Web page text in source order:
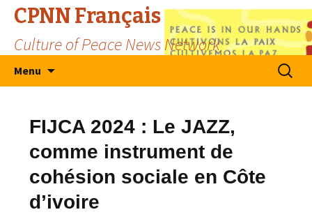
CPNN Français
Culture of Peace News Network
Menu
Search
for:
FIJCA 2024 : Le JAZZ,
comme instrument de
cohésion sociale en Côte
d’ivoire